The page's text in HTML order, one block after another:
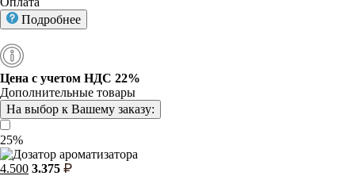
Подробнее
Цена с учетом НДС 22%
Дополнительные товары
На выбор к Вашему заказу:
25%
4.500 3.375